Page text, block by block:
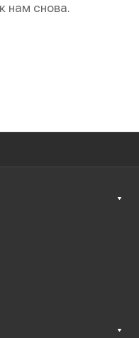
нам снова.